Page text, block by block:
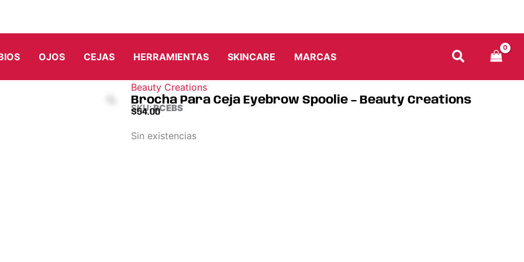
OJOS CEJAS HERRAMIENTAS SKINCARE MARCAS
Beauty Creations
Brocha Para Ceja Eyebrow Spoolie – Beauty Creations
SKU:RCEBS
$54.00
Sin existencias